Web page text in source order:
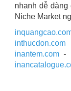
nhanh dễ dàng
Niche Market
inthucdon.com
inantem.com -